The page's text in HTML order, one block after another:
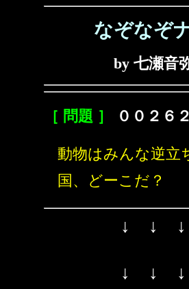
なぞなぞ
by 七瀬音
［ 問題 ］ ００２６
動物はみんな逆立
国、どーこだ？
↓ ↓ ↓
↓ ↓ ↓